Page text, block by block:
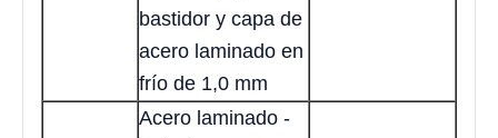
bastidor y capa de
acero laminado en
frío de 1,0 mm
Acero laminado -